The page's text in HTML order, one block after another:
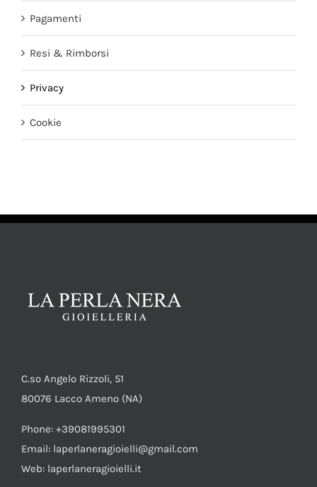
Pagamenti
Resi & Rimborsi
Privacy
Cookie
C.so Angelo Rizzoli, 51
80076 Lacco Ameno (NA)
Phone: +39081995301
Email: laperlaneragioielli@gmail.com
Web: laperlaneragioielli.it